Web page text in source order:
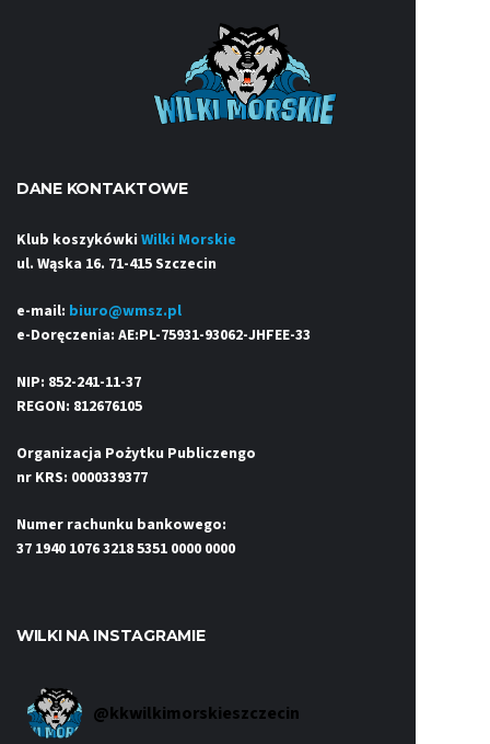
DANE KONTAKTOWE
Klub koszykówki Wilki Morskie
ul. Wąska 16. 71-415 Szczecin
e-mail: biuro@wmsz.pl
e-Doręczenia: AE:PL-75931-93062-JHFEE-33
NIP: 852-241-11-37
REGON: 812676105
Organizacja Pożytku Publiczengo
nr KRS: 0000339377
Numer rachunku bankowego:
37 1940 1076 3218 5351 0000 0000
WILKI NA INSTAGRAMIE
@kkwilkimorskieszczecin